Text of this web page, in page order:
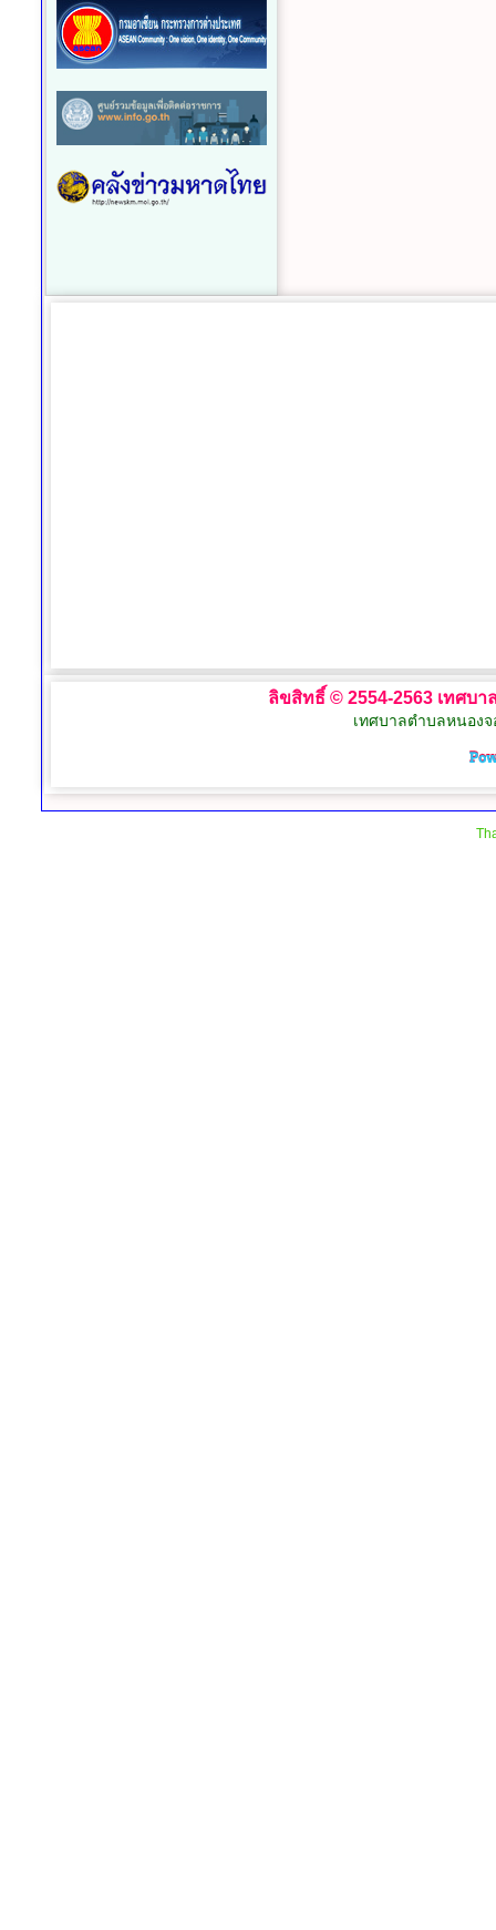
ลิขสิทธิ์ © 2554-2563 เทศบ
เทศบาลตำบลหนองจ